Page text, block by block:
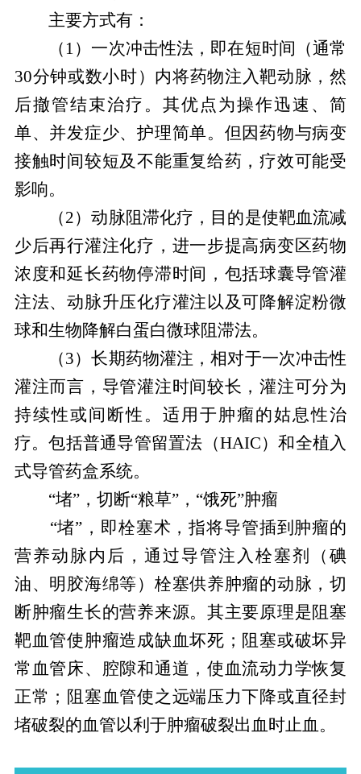
主要方式有：
（1）一次冲击性法，即在短时间（通常
30分钟或数小时）内将药物注入靶动脉，然
后撤管结束治疗。其优点为操作迅速、简
单、并发症少、护理简单。但因药物与病变
接触时间较短及不能重复给药，疗效可能受
影响。
（2）动脉阻滞化疗，目的是使靶血流减
少后再行灌注化疗，进一步提高病变区药物
浓度和延长药物停滞时间，包括球囊导管灌
注法、动脉升压化疗灌注以及可降解淀粉微
球和生物降解白蛋白微球阻滞法。
（3）长期药物灌注，相对于一次冲击性
灌注而言，导管灌注时间较长，灌注可分为
持续性或间断性。适用于肿瘤的姑息性治
疗。包括普通导管留置法（HAIC）和全植入
式导管药盒系统。
“堵”，切断“粮草”，“饿死”肿瘤
“堵”，即栓塞术，指将导管插到肿瘤的
营养动脉内后，通过导管注入栓塞剂（碘
油、明胶海绵等）栓塞供养肿瘤的动脉，切
断肿瘤生长的营养来源。其主要原理是阻塞
靶血管使肿瘤造成缺血坏死；阻塞或破坏异
常血管床、腔隙和通道，使血流动力学恢复
正常；阻塞血管使之远端压力下降或直径封
堵破裂的血管以利于肿瘤破裂出血时止血。